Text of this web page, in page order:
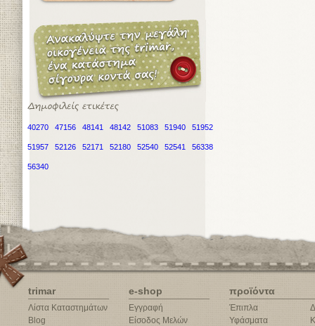
40270 47156 48141 48142 51083 51940 51952
51957 52126 52171 52180 52540 52541 56338
56340
trimar
Λίστα Καταστημάτων
Blog
e-shop
Εγγραφή
Είσοδος Μελών
προϊόντα
Έπιπλα
Υφάσματα